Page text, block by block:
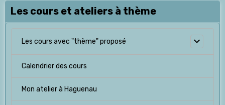
Les cours et ateliers à thème
Les cours avec "thème" proposé
Calendrier des cours
Mon atelier à Haguenau